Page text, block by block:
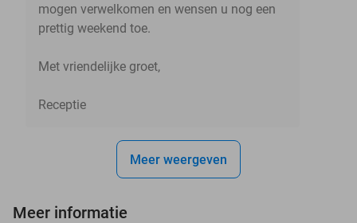
mogen verwelkomen en wensen u nog een
prettig weekend toe.
Met vriendelijke groet,
Receptie
Meer weergeven
Meer informatie